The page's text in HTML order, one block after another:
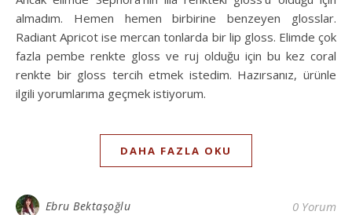
almadım. Hemen hemen birbirine benzeyen glosslar.
Radiant Apricot ise mercan tonlarda bir lip gloss. Elimde çok
fazla pembe renkte gloss ve ruj olduğu için bu kez coral
renkte bir gloss tercih etmek istedim. Hazırsanız, ürünle
ilgili yorumlarıma geçmek istiyorum.
DAHA FAZLA OKU
Ebru Bektaşoğlu 0 Yorum